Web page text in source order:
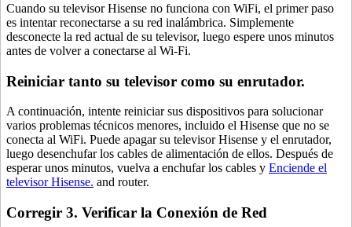
Cuando su televisor Hisense no funciona con WiFi, el primer paso
es intentar reconectarse a su red inalámbrica. Simplemente
desconecte la red actual de su televisor, luego espere unos minutos
antes de volver a conectarse al Wi-Fi.
Reiniciar tanto su televisor como su enrutador.
A continuación, intente reiniciar sus dispositivos para solucionar
varios problemas técnicos menores, incluido el Hisense que no se
conecta al WiFi. Puede apagar su televisor Hisense y el enrutador,
luego desenchufar los cables de alimentación de ellos. Después de
esperar unos minutos, vuelva a enchufar los cables y Enciende el
televisor Hisense. and router.
Corregir 3. Verificar la Conexión de Red